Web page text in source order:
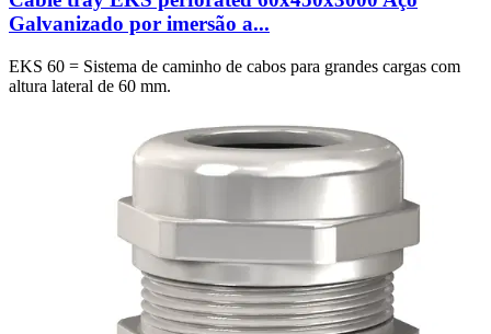
Galvanizado por imersão a...
EKS 60 = Sistema de caminho de cabos para grandes cargas com
altura lateral de 60 mm.